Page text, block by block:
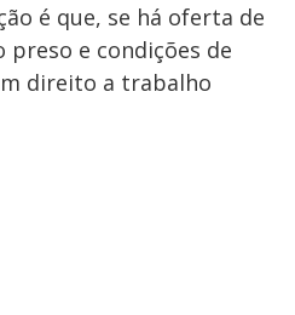
é que, se há oferta de
e condições de
direito a trabalho